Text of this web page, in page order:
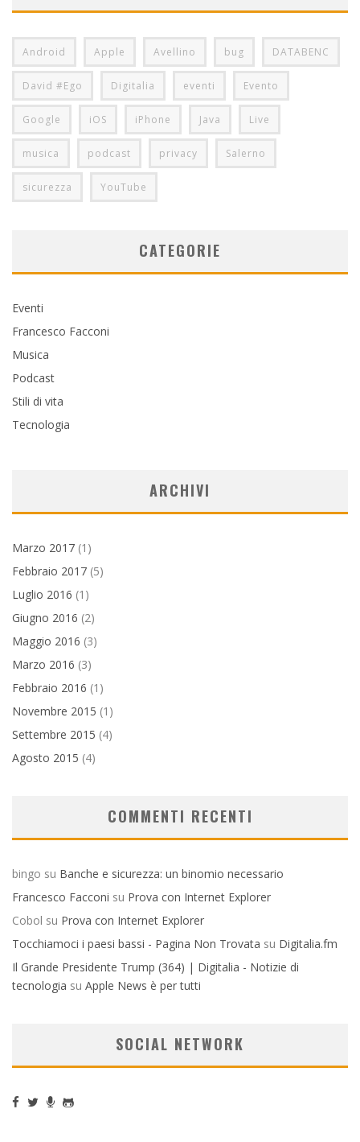
Android Apple Avellino bug DATABENC
David #Ego Digitalia eventi Evento
Google iOS iPhone Java Live
musica podcast privacy Salerno
sicurezza YouTube
CATEGORIE
Eventi
Francesco Facconi
Musica
Podcast
Stili di vita
Tecnologia
ARCHIVI
Marzo 2017 (1)
Febbraio 2017 (5)
Luglio 2016 (1)
Giugno 2016 (2)
Maggio 2016 (3)
Marzo 2016 (3)
Febbraio 2016 (1)
Novembre 2015 (1)
Settembre 2015 (4)
Agosto 2015 (4)
COMMENTI RECENTI
bingo su Banche e sicurezza: un binomio necessario
Francesco Facconi su Prova con Internet Explorer
Cobol su Prova con Internet Explorer
Tocchiamoci i paesi bassi - Pagina Non Trovata su Digitalia.fm
Il Grande Presidente Trump (364) | Digitalia - Notizie di
tecnologia su Apple News è per tutti
SOCIAL NETWORK